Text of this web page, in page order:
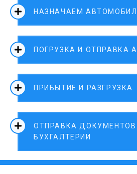
НАЗНАЧАЕМ
ПОГРУЗКА И ОТПРАВКА
ПРИБЫТИЕ И РАЗГРУЗКА
ОТПРАВКА ДОКУМЕНТОВ
БУХГАЛТЕРИИ